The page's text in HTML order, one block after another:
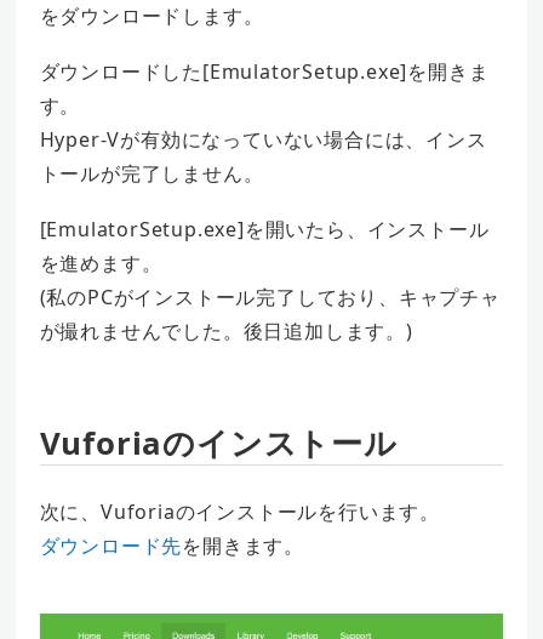
をダウンロードします。
ダウンロードした[EmulatorSetup.exe]を開きま
す。
Hyper-Vが有効になっていない場合には、インス
トールが完了しません。
[EmulatorSetup.exe]を開いたら、インストール
を進めます。
(私のPCがインストール完了しており、キャプチャ
が撮れませんでした。後日追加します。)
Vuforiaのインストール
次に、Vuforiaのインストールを行います。
ダウンロード先を開きます。